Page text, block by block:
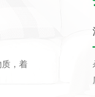
，着